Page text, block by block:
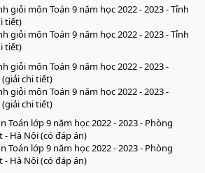
giỏi môn Toán 9 năm học 2022 - 2023 - Tỉnh
tiết)
giỏi môn Toán 9 năm học 2022 - 2023 - Tỉnh
tiết)
giỏi môn Toán 9 năm học 2022 - 2023 -
chi tiết)
giỏi môn Toán 9 năm học 2022 - 2023 -
chi tiết)
Toán lớp 9 năm học 2022 - 2023 - Phòng
- Hà Nội (có đáp án)
Toán lớp 9 năm học 2022 - 2023 - Phòng
- Hà Nội (có đáp án)